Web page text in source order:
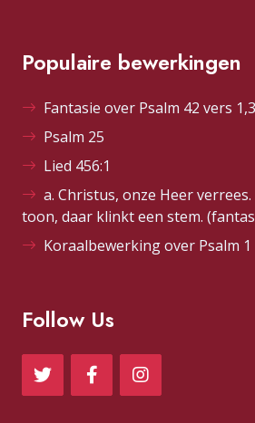
Populaire bewerkingen
Fantasie over Psalm 42 vers
Psalm 25
Lied 456:1
a. Christus, onze Heer
toon, daar klinkt een stem.
Koraalbewerking over Psalm 1
Follow Us